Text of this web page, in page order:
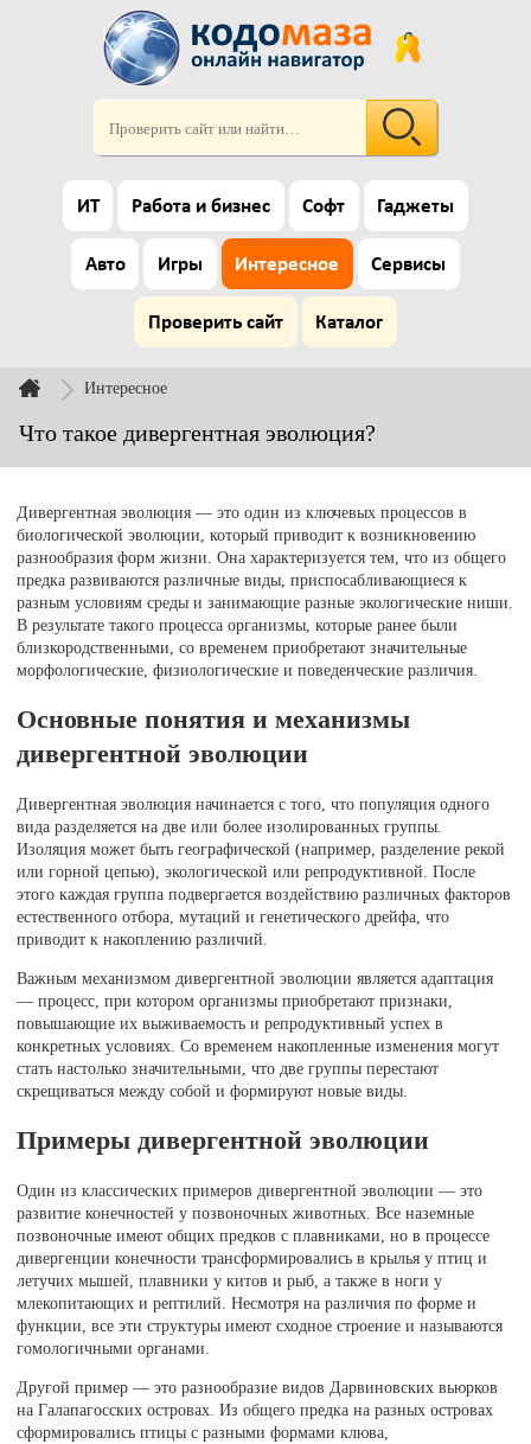
ИТ Работа и бизнес Софт Гаджеты
Авто Игры Интересное Сервисы
Проверить сайт Каталог
Интересное
Что такое дивергентная эволюция?
Дивергентная эволюция — это один из ключевых процессов в
биологической эволюции, который приводит к возникновению
разнообразия форм жизни. Она характеризуется тем, что из общего
предка развиваются различные виды, приспосабливающиеся к
разным условиям среды и занимающие разные экологические ниши.
В результате такого процесса организмы, которые ранее были
близкородственными, со временем приобретают значительные
морфологические, физиологические и поведенческие различия.
Основные понятия и механизмы
дивергентной эволюции
Дивергентная эволюция начинается с того, что популяция одного
вида разделяется на две или более изолированных группы.
Изоляция может быть географической (например, разделение рекой
или горной цепью), экологической или репродуктивной. После
этого каждая группа подвергается воздействию различных факторов
естественного отбора, мутаций и генетического дрейфа, что
приводит к накоплению различий.
Важным механизмом дивергентной эволюции является адаптация
— процесс, при котором организмы приобретают признаки,
повышающие их выживаемость и репродуктивный успех в
конкретных условиях. Со временем накопленные изменения могут
стать настолько значительными, что две группы перестают
скрещиваться между собой и формируют новые виды.
Примеры дивергентной эволюции
Один из классических примеров дивергентной эволюции — это
развитие конечностей у позвоночных животных. Все наземные
позвоночные имеют общих предков с плавниками, но в процессе
дивергенции конечности трансформировались в крылья у птиц и
летучих мышей, плавники у китов и рыб, а также в ноги у
млекопитающих и рептилий. Несмотря на различия по форме и
функции, все эти структуры имеют сходное строение и называются
гомологичными органами.
Другой пример — это разнообразие видов Дарвиновских вьюрков
на Галапагосских островах. Из общего предка на разных островах
сформировались птицы с разными формами клюва,